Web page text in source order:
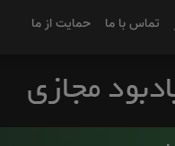
تماس با ما حمایت از ما